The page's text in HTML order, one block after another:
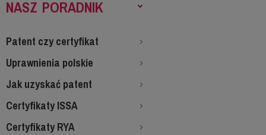
NASZ PORADNIK
Patent czy certyfikat
Uprawnienia polskie
Jak uzyskać patent
Certyfikaty ISSA
Certyfikaty RYA